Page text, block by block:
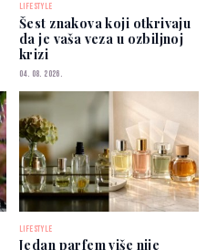
LIFESTYLE
Šest znakova koji otkrivaju
da je vaša veza u ozbiljnoj
krizi
04. 08. 2026.
LIFESTYLE
Jedan parfem više nije